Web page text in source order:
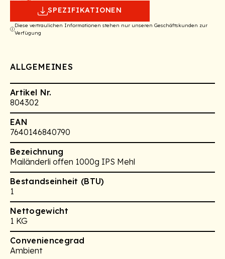
SPEZIFIKATIONEN
Diese vertraulichen Informationen stehen nur unseren Geschäftskunden zur
Verfügung
ALLGEMEINES
Artikel Nr.
804302
EAN
7640146840790
Bezeichnung
Mailänderli offen 1000g IPS Mehl
Bestandseinheit (BTU)
1
Nettogewicht
1 KG
Conveniencegrad
Ambient